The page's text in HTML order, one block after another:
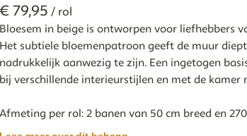
€ 79,95 / rol
Bloesem in beige is ontworpen voor liefhebbers
Het subtiele bloemenpatroon geeft de muur
nadrukkelijk aanwezig te zijn. Een ingetogen
bij verschillende interieurstijlen en met de kamer
Afmeting per rol: 2 banen van 50 cm breed en